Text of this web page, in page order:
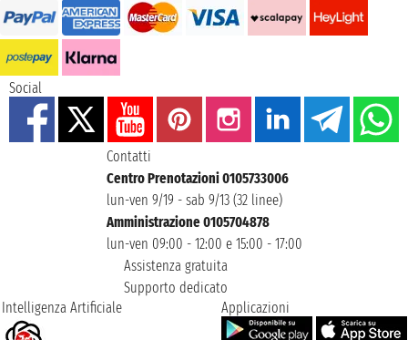
Social
Contatti
Centro Prenotazioni 0105733006
lun-ven 9/19 - sab 9/13 (32 linee)
Amministrazione 0105704878
lun-ven 09:00 - 12:00 e 15:00 - 17:00
Assistenza gratuita
Supporto dedicato
Intelligenza Artificiale
Applicazioni